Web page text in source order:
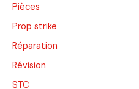
Pièces
Prop strike
Réparation
Révision
STC